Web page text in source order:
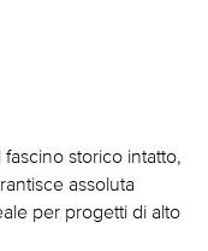
storico intatto,
assoluta
per progetti di alto